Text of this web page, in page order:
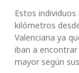
Estos
kilómetros
Valenciana ya
iban a
mayor según